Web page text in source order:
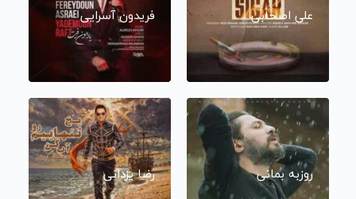
علی اصحابی فریدون آسرایی
روزبه بمانی رضا یزدانی